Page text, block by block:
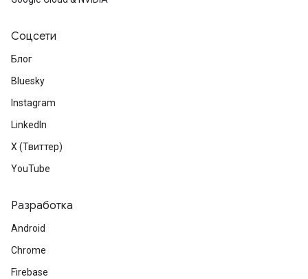
Соцсети
Блог
Bluesky
Instagram
LinkedIn
X (Твиттер)
YouTube
Разработка
Android
Chrome
Firebase